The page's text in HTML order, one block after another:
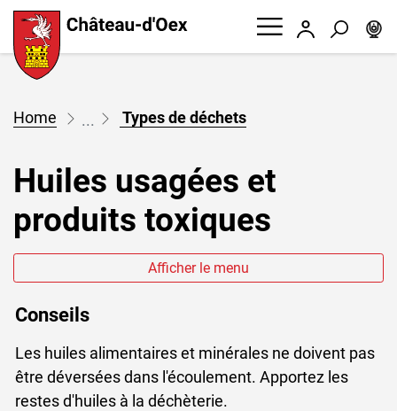
Page d'accueil
Accèder à la navigation
Accèder au contenu
Accèder à l'outil de recherche
Accèder à la table des matières
Chateau d'Oex Connexion
Types de déchets(sélectionné)
Huiles usagées et
produits toxiques
Afficher le menu
Conseils
Les huiles alimentaires et minérales ne doivent pas
être déversées dans l'écoulement. Apportez les
restes d'huiles à la déchèterie.